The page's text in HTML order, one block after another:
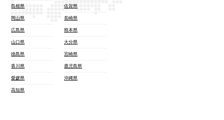
島根県
岡山県
広島県
山口県
徳島県
香川県
愛媛県
高知県
佐賀県
長崎県
熊本県
大分県
宮崎県
鹿児島県
沖縄県